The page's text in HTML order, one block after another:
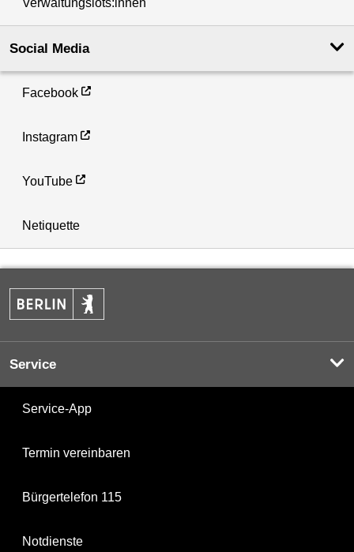
Social Media
Facebook
Instagram
YouTube
Netiquette
Service
Service-App
Termin vereinbaren
Bürgertelefon 115
Notdienste